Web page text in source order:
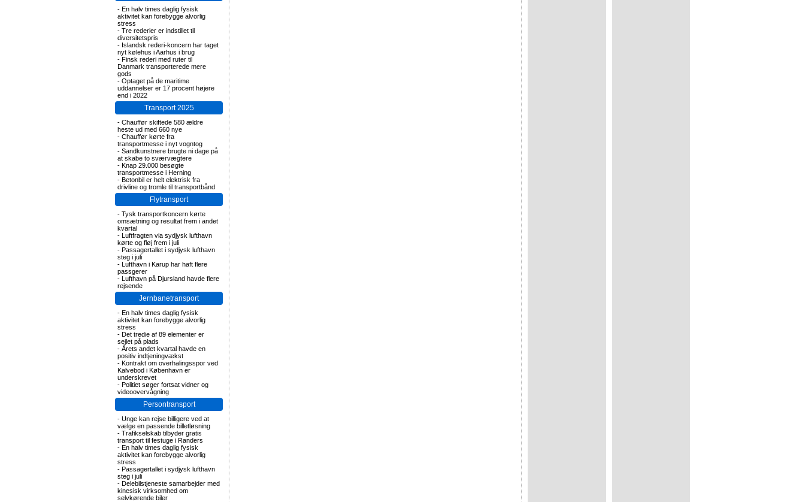
- En halv times daglig fysisk
aktivitet kan forebygge alvorlig
stress
- Tre rederier er indstillet til
diversitetspris
- Islandsk rederi-koncern har taget
nyt kølehus i Aarhus i brug
- Finsk rederi med ruter til
Danmark transporterede mere
gods
- Optaget på de maritime
uddannelser er 17 procent højere
end i 2022
Transport 2025
- Chauffør skiftede 580 ældre
heste ud med 660 nye
- Chauffør kørte fra
transportmesse i nyt vogntog
- Sandkunstnere brugte ni dage på
at skabe to sværvægtere
- Knap 29.000 besøgte
transportmesse i Herning
- Betonbil er helt elektrisk fra
drivline og tromle til transportbånd
Flytransport
- Tysk transportkoncern kørte
omsætning og resultat frem i andet
kvartal
- Luftfragten via sydjysk lufthavn
kørte og fløj frem i juli
- Passagertallet i sydjysk lufthavn
steg i juli
- Lufthavn i Karup har haft flere
passgerer
- Lufthavn på Djursland havde flere
rejsende
Jernbanetransport
- En halv times daglig fysisk
aktivitet kan forebygge alvorlig
stress
- Det tredie af 89 elementer er
sejlet på plads
- Årets andet kvartal havde en
positiv indtjeningvækst
- Kontrakt om overhalingsspor ved
Kalvebod i København er
underskrevet
- Politiet søger fortsat vidner og
videoovervågning
Persontransport
- Unge kan rejse billigere ved at
vælge en passende billetløsning
- Trafikselskab tilbyder gratis
transport til festuge i Randers
- En halv times daglig fysisk
aktivitet kan forebygge alvorlig
stress
- Passagertallet i sydjysk lufthavn
steg i juli
- Delebilstjeneste samarbejder med
kinesisk virksomhed om
selvkørende biler